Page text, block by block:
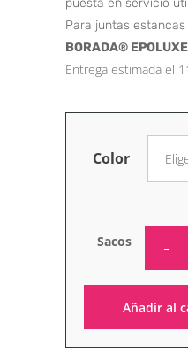
puesta en servicio
Para juntas
BORADA®
Entrega estimada el
Color
Sacos
Añadir al